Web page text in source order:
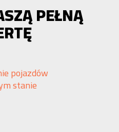
PEŁNĄ
pojazdów
stanie